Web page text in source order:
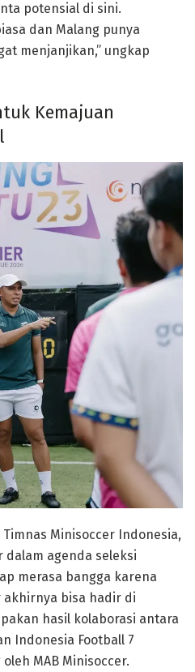
potensial di sini.
dan Malang punya
menjanjikan,” ungkap
Kemajuan
Minisoccer Indonesia,
dalam agenda seleksi
merasa bangga karena
akhirnya bisa hadir di
hasil kolaborasi antara
Indonesia Football 7
MAB Minisoccer.